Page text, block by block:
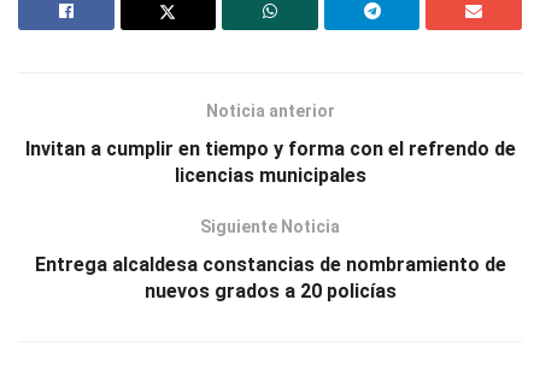
Noticia anterior
Invitan a cumplir en tiempo y forma con el refrendo de
licencias municipales
Siguiente Noticia
Entrega alcaldesa constancias de nombramiento de
nuevos grados a 20 policías